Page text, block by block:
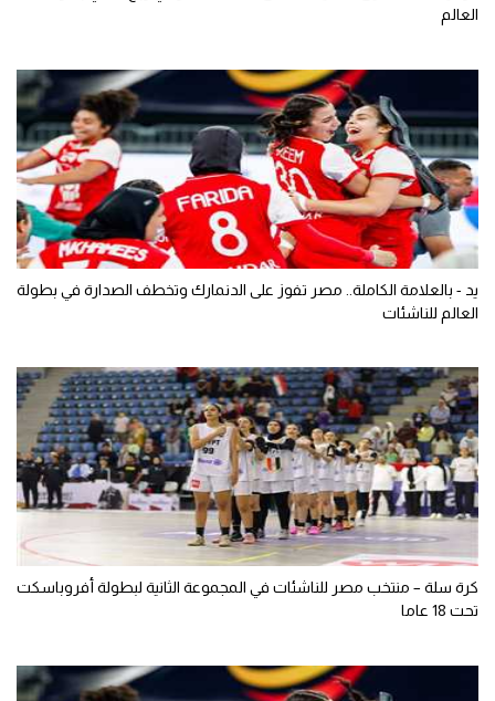
العالم
يد - بالعلامة الكاملة.. مصر تفوز على الدنمارك وتخطف الصدارة في بطولة
العالم للناشئات
كرة سلة – منتخب مصر للناشئات في المجموعة الثانية لبطولة أفروباسكت
تحت 18 عاما